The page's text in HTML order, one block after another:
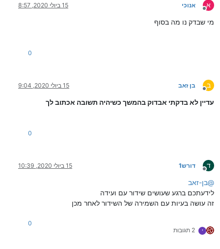
א
מנותק
אנוכי 15 ביולי 2020, 8:57
מי שבדק נו מה בסוף
0
ב
מנותק
בן זאב 15 ביולי 2020, 9:04
עדיין לא בדקתי אבדוק בהמשך כשיהיה תשובה אכתוב לך
0
ד
מנותק
דורש1 15 ביולי 2020, 10:39
@בן-זאב
לידעתכם ברגע שעושים שידור עם ועידה
זה עושה בעיות עם השמירה של השידור לאחר מכן
י 2 תגובות
0